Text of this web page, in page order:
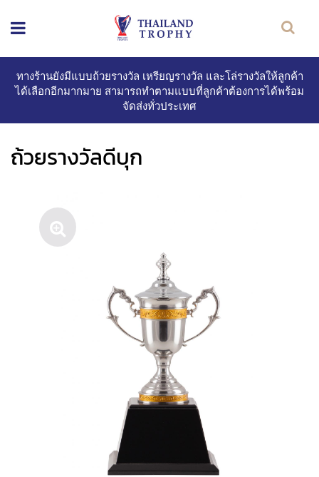
ทางร้านยังมีแบบถ้วยรางวัล เหรียญรางวัล และโล่รางวัลให้ลูกค้า
ได้เลือกอีกมากมาย สามารถทำตามแบบที่ลูกค้าต้องการได้พร้อม
จัดส่งทั่วประเทศ
ถ้วยรางวัลดีบุก